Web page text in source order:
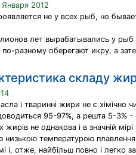
Января 2012
не у всех рыб, но
лет вырабатывались у
разному оберегают икру, а
складу
і тваринні жири не є
95-97%, а решта 5-3%
жирів не однакова і в значній
низькою температурою
і, отже, найбільш повно і легко